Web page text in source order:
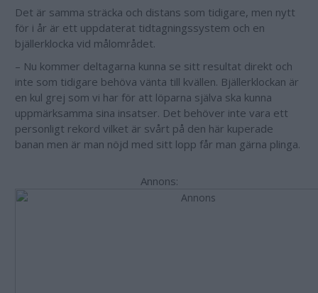
Det är samma sträcka och distans som tidigare, men nytt
för i år är ett uppdaterat tidtagningssystem och en
bjällerklocka vid målområdet.
– Nu kommer deltagarna kunna se sitt resultat direkt och
inte som tidigare behöva vänta till kvällen. Bjällerklockan är
en kul grej som vi har för att löparna själva ska kunna
uppmärksamma sina insatser. Det behöver inte vara ett
personligt rekord vilket är svårt på den här kuperade
banan men är man nöjd med sitt lopp får man gärna plinga.
Annons: